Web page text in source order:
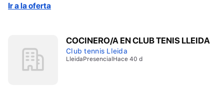
Ir a la oferta
COCINERO/A EN CLUB TENIS LLEIDA
Club tennis Lleida
LleidaPresencialHace 40 d